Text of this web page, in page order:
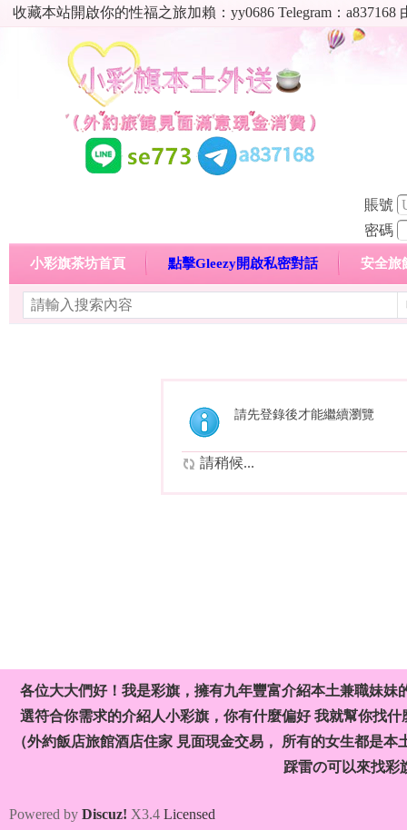
收藏本站開啟你的性福之旅加賴：yy0686 Telegram：
賬號
密碼
小彩旗茶坊首頁 點擊Gleezy開啟私密對話 安全旅
請先登錄後才能繼續瀏覽
請稍候...
各位大大們好！我是彩旗，擁有九年豐富介紹本土兼職妹
選符合你需求的介紹人小彩旗，你有什麼偏好 我就幫你找
（外約飯店旅館酒店住家 見面現金交易， 所有的女生都是
踩雷の可以來找彩
Powered by Discuz! X3.4 Licensed